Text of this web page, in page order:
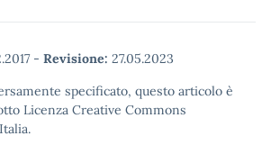
- Revisione: 27.05.2023
specificato, questo articolo è
Licenza Creative Commons